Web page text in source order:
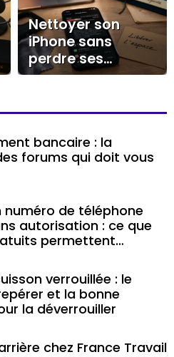
Nettoyer son
iPhone sans
perdre ses
données :
et gestes sûrs
bancaire : la
forums qui doit vous
numéro de téléphone
autorisation : ce que
permettent
verrouillée : le
et la bonne
la déverrouiller
chez France Travail